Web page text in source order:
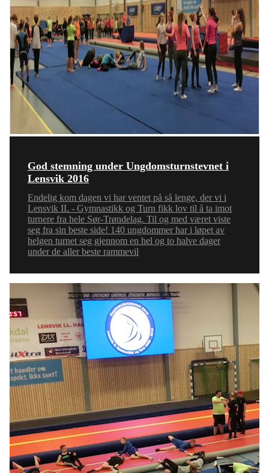
God stemning under Ungdomsturnstevnet i
Lensvik 2016
Endelig kom dagen vi har ventet på så lenge, der vi i
Lensvik IL - Gymnastikk og Turn fikk lov til å ta imot
turnere fra hele Sør-Trøndelag. Til og med været viste
seg fra sin beste side! 140 ungdommer har i løpet av
helgen turnet seg gjennom en hel og to halve dager
under de aller beste rammevil